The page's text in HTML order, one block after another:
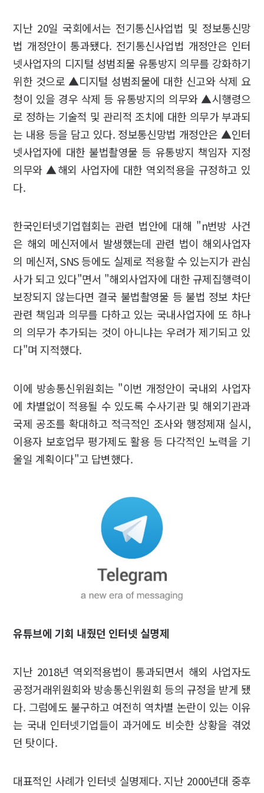
지난 20일 국회에서는 전기통신사업법 및 정보통신망
법 개정안이 통과됐다. 전기통신사업법 개정안은 인터
넷사업자의 디지털 성범죄물 유통방지 의무를 강화하기
위한 것으로 ▲디지털 성범죄물에 대한 신고와 삭제 요
청이 있을 경우 삭제 등 유통방지의 의무와 ▲시행령으
로 정하는 기술적 및 관리적 조치에 대한 의무가 부과되
는 내용 등을 담고 있다. 정보통신망법 개정안은 ▲인터
넷사업자에 대한 불법촬영물 등 유통방지 책임자 지정
의무와 ▲해외 사업자에 대한 역외적용을 규정하고 있
다.
한국인터넷기업협회는 관련 법안에 대해 "n번방 사건
은 해외 메신저에서 발생했는데 관련 법이 해외사업자
의 메신저, SNS 등에도 실제로 적용할 수 있는지가 관심
사가 되고 있다"면서 "해외사업자에 대한 규제집행력이
보장되지 않는다면 결국 불법촬영물 등 불법 정보 차단
관련 책임과 의무를 다하고 있는 국내사업자에 또 하나
의 의무가 추가되는 것이 아니냐는 우려가 제기되고 있
다"며 지적했다.
이에 방송통신위원회는 "이번 개정안이 국내외 사업자
에 차별없이 적용될 수 있도록 수사기관 및 해외기관과
국제 공조를 확대하고 적극적인 조사와 행정제재 실시,
이용자 보호업무 평가제도 활용 등 다각적인 노력을 기
울일 계획이다"고 답변했다.
유튜브에 기회 내줬던 인터넷 실명제
지난 2018년 역외적용법이 통과되면서 해외 사업자도
공정거래위원회와 방송통신위원회 등의 규정을 받게 됐
다. 그럼에도 불구하고 여전히 역차별 논란이 있는 이유
는 국내 인터넷기업들이 과거에도 비슷한 상황을 겪었
던 탓이다.
대표적인 사례가 인터넷 실명제다. 지난 2000년대 중후